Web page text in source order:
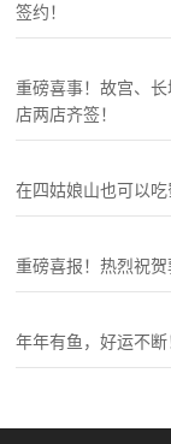
签约！
重磅喜事！故宫、
店两店齐签！
在四姑娘山也可以
重磅喜报！热烈祝贺
年年有鱼，好运不断